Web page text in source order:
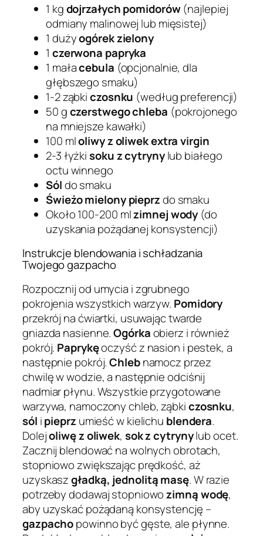
1 kgdojrzałych pomidorów(najlepiej
odmiany malinowej lub mięsistej)
1 dużyogórek zielony
1 czerwona papryka
1 małacebula (opcjonalnie, dla
głębszego smaku)
1-2 ząbkiczosnku (według preferencji)
50 gczerstwego chleba (pokrojonego
na mniejsze kawałki)
100 mloliwy z oliwek extra virgin
2-3 łyżkisoku z cytrynylub białego
octu winnego
Sóldo smaku
Świeżo mielony pieprzdo smaku
Około 100-200 mlzimnej wody (do
uzyskania pożądanej konsystencji)
Instrukcje blendowania i schładzania
Twojego gazpacho
Rozpocznij od umycia i zgrubnego
pokrojenia wszystkich warzyw. Pomidory
przekrój na ćwiartki, usuwając twarde
gniazda nasienne.Ogórkaobierz i również
pokrój. Paprykęoczyść z nasion i pestek, a
następnie pokrój.Chlebnamocz przez
chwilę w wodzie, a następnie odciśnij
nadmiar płynu. Wszystkie przygotowane
warzywa, namoczony chleb, ząbkiczosnku,
sól ipieprz umieść w kielichu blendera.
Dolejoliwę z oliwek, sok z cytrynylub ocet.
Zacznij blendować na wolnych obrotach,
stopniowo zwiększając prędkość, aż
uzyskaszgładką, jednolitą masę. W razie
potrzeby dodawaj stopniowozimną wodę,
aby uzyskać pożądaną konsystencję –
gazpachopowinno być gęste, ale płynne.